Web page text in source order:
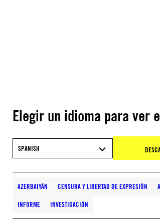
Elegir un idioma para ver
SPANISH
AZERBAIYÁN CENSURA Y LIBERTAD DE EXPRESIÓN
INFORME INVESTIGACIÓN